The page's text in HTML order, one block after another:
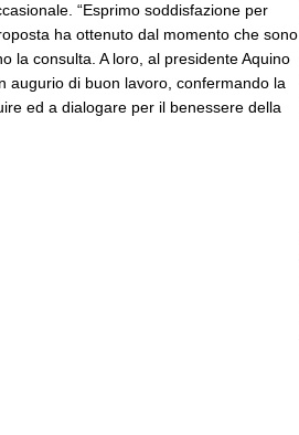
“Esprimo soddisfazione per
ha ottenuto dal momento che sono
la consulta. A loro, al presidente Aquino
augurio di buon lavoro, confermando la
ed a dialogare per il benessere della